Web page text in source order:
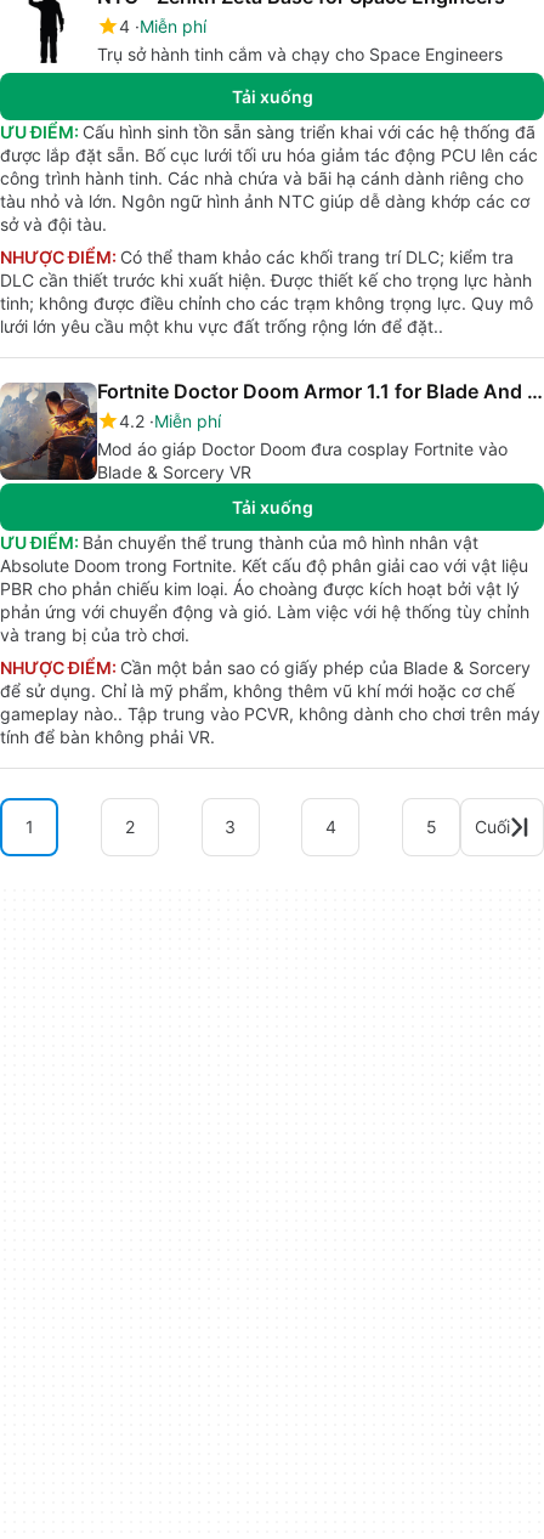
4 Miễn phí
Trụ sở hành tinh cắm và chạy cho Space Engineers
Tải xuống
ƯU ĐIỂM: Cấu hình sinh tồn sẵn sàng triển khai với các hệ thống đã
được lắp đặt sẵn. Bố cục lưới tối ưu hóa giảm tác động PCU lên các
công trình hành tinh. Các nhà chứa và bãi hạ cánh dành riêng cho
tàu nhỏ và lớn. Ngôn ngữ hình ảnh NTC giúp dễ dàng khớp các cơ
sở và đội tàu.
NHƯỢC ĐIỂM: Có thể tham khảo các khối trang trí DLC; kiểm tra
DLC cần thiết trước khi xuất hiện. Được thiết kế cho trọng lực hành
tinh; không được điều chỉnh cho các trạm không trọng lực. Quy mô
lưới lớn yêu cầu một khu vực đất trống rộng lớn để đặt..
Fortnite Doctor Doom Armor 1.1 for Blade And Sorcery
4.2 Miễn phí
Mod áo giáp Doctor Doom đưa cosplay Fortnite vào
Blade & Sorcery VR
Tải xuống
ƯU ĐIỂM: Bản chuyển thể trung thành của mô hình nhân vật
Absolute Doom trong Fortnite. Kết cấu độ phân giải cao với vật liệu
PBR cho phản chiếu kim loại. Áo choàng được kích hoạt bởi vật lý
phản ứng với chuyển động và gió. Làm việc với hệ thống tùy chỉnh
và trang bị của trò chơi.
NHƯỢC ĐIỂM: Cần một bản sao có giấy phép của Blade & Sorcery
để sử dụng. Chỉ là mỹ phẩm, không thêm vũ khí mới hoặc cơ chế
gameplay nào.. Tập trung vào PCVR, không dành cho chơi trên máy
tính để bàn không phải VR.
1 2 3 4 5 Cuối